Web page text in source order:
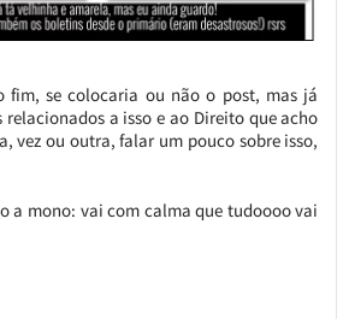
fim, se colocaria ou não o post, mas já
relacionados a isso e ao Direito que acho
vez ou outra, falar um pouco sobre isso,
a mono: vai com calma que tudoooo vai